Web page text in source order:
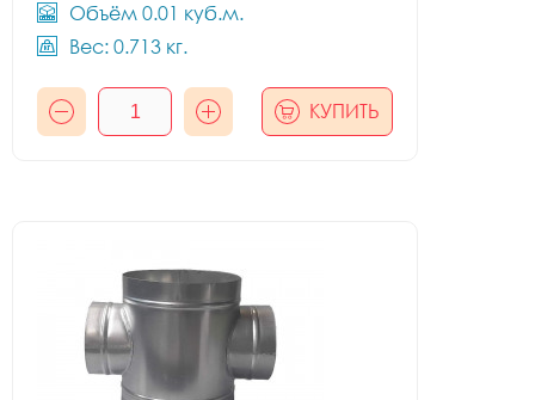
Объём 0.01 куб.м.
Вес: 0.713 кг.
КУПИТЬ